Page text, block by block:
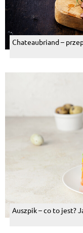
Chateaubriand –
Auszpik – co to jest?